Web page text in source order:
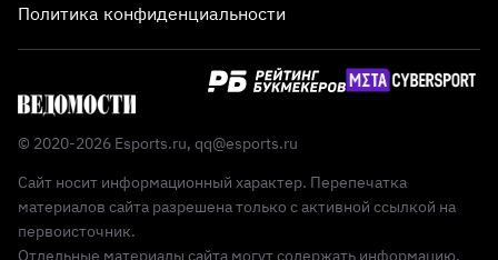
Политика конфиденциальности
© 2020-2026 Esports.ru, qq@esports.ru
Сайт носит информационный характер. Перепечатка
материалов сайта разрешена только с активной ссылкой на
первоисточник.
Отдельные материалы сайта могут содержать информацию,